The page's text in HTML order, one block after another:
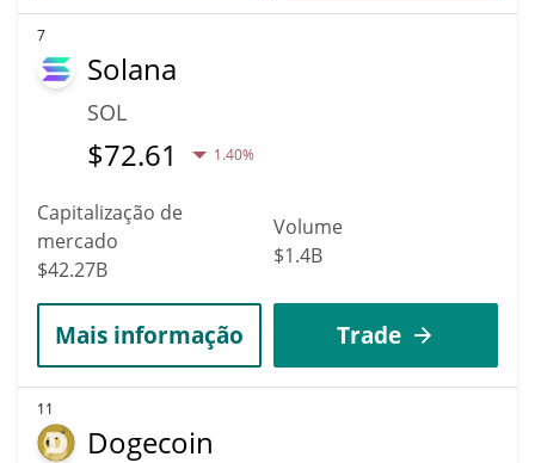
7
Solana
SOL
$72.61 1.40%
Capitalização de
mercado
$42.27B
Volume
$1.4B
Mais informação Trade
11
Dogecoin